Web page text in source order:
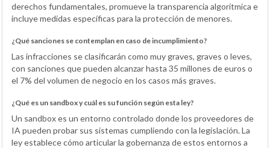
derechos fundamentales, promueve la transparencia algorítmica e
incluye medidas específicas para la protección de menores.
¿Qué sanciones se contemplan en caso de incumplimiento?
Las infracciones se clasificarán como muy graves, graves o leves,
con sanciones que pueden alcanzar hasta 35 millones de euros o
el 7% del volumen de negocio en los casos más graves.
¿Qué es un sandbox y cuál es su función según esta ley?
Un sandbox es un entorno controlado donde los proveedores de
IA pueden probar sus sistemas cumpliendo con la legislación. La
ley establece cómo articular la gobernanza de estos entornos a